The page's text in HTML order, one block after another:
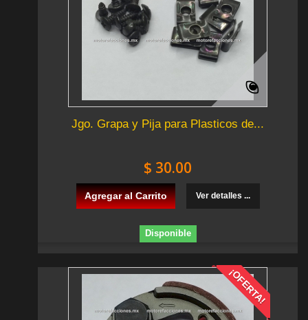
Jgo. Grapa y Pija para Plasticos de...
$ 30.00
Agregar al Carrito Ver detalles ...
Disponible
¡OFERTA!